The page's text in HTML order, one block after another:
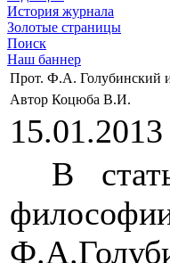
История журнала
Золотые страницы
Поиск
Наш баннер
Прот. Ф.А. Голубинский
Автор Коцюба В.И.
15.01.2013
В